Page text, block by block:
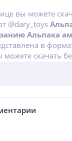
вы можете
@dary_toys
Альпака
в
скачать